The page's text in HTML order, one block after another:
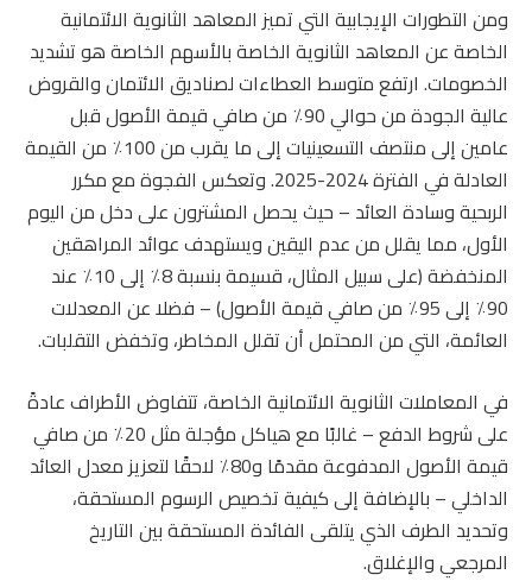
ومن التطورات الإيجابية التي تميز المعاهد الثانوية الائتمانية
الخاصة عن المعاهد الثانوية الخاصة بالأسهم الخاصة هو تشديد
الخصومات. ارتفع متوسط ​​العطاءات لصناديق الائتمان والقروض
عالية الجودة من حوالي 90٪ من صافي قيمة الأصول قبل
عامين إلى منتصف التسعينيات إلى ما يقرب من 100٪ من القيمة
العادلة في الفترة 2024-2025. وتعكس الفجوة مع مكرر
الربحية وسادة العائد – حيث يحصل المشترون على دخل من اليوم
الأول، مما يقلل من عدم اليقين ويستهدف عوائد المراهقين
المنخفضة (على سبيل المثال، قسيمة بنسبة 8٪ إلى 10٪ عند
90٪ إلى 95٪ من صافي قيمة الأصول) – فضلا عن المعدلات
العائمة، التي من المحتمل أن تقلل المخاطر، وتخفض التقلبات.
في المعاملات الثانوية الائتمانية الخاصة، تتفاوض الأطراف عادةً
على شروط الدفع – غالبًا مع هياكل مؤجلة مثل 20٪ من صافي
قيمة الأصول المدفوعة مقدمًا و80٪ لاحقًا لتعزيز معدل العائد
الداخلي – بالإضافة إلى كيفية تخصيص الرسوم المستحقة،
وتحديد الطرف الذي يتلقى الفائدة المستحقة بين التاريخ
المرجعي والإغلاق.